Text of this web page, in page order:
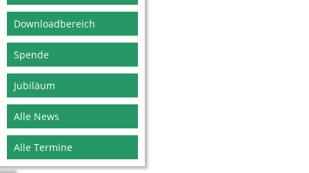
Downloadbereich
Spende
Jubiläum
Alle News
Alle Termine